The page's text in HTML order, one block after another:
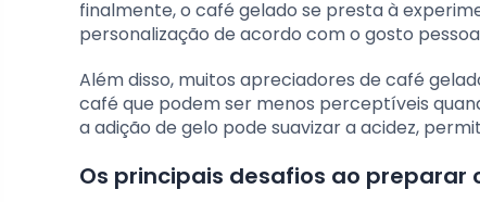
finalmente, o café gelado se presta à
personalização de acordo com o gosto
Além disso, muitos apreciadores de café
café que podem ser menos perceptíveis
a adição de gelo pode suavizar a acidez,
Os principais desafios ao preparar